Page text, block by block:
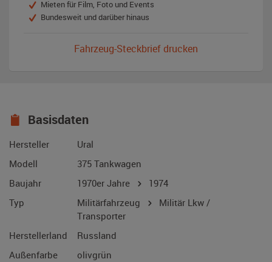
Mieten für Film, Foto und Events
Bundesweit und darüber hinaus
Fahrzeug-Steckbrief drucken
Basisdaten
Hersteller
Ural
Modell
375 Tankwagen
Baujahr
1970er Jahre
1974
Typ
Militärfahrzeug
Militär Lkw /
Transporter
Herstellerland
Russland
Außenfarbe
olivgrün